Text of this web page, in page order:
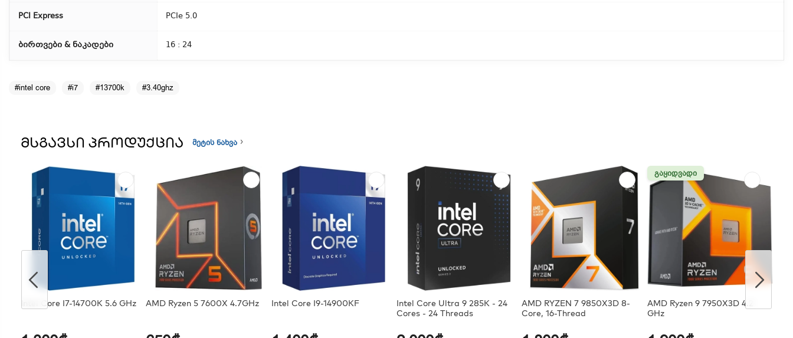
PCI Express PCIe 5.0
ბირთვები & ნაკადები 16 : 24
#intel core #i7 #13700k #3.40ghz
ᲛᲡᲒᲐᲕᲡᲘ ᲞᲠᲝᲓᲣᲥᲪᲘᲐ მეტის ნახვა
Intel Core I7-14700K 5.6 GHz AMD Ryzen 5 7600X 4.7GHz Intel Core I9-14900KF
Intel Core Ultra 9 285K - 24
Cores - 24 Threads
AMD RYZEN 7 9850X3D 8-
Core, 16-Thread
ᲒᲐᲧᲘᲓᲕᲐᲓᲘ
AMD Ryzen 9 7950X3D 4.2
GHz